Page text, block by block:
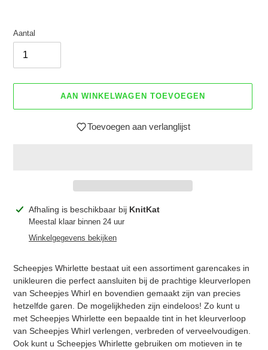
Aantal
AAN WINKELWAGEN TOEVOEGEN
Toevoegen aan verlanglijst
Product
toegevoegen
Afhaling is beschikbaar bij KnitKat
Meestal klaar binnen 24 uur
Winkelgegevens bekijken
Scheepjes Whirlette bestaat uit een assortiment garencakes in
unikleuren die perfect aansluiten bij de prachtige kleurverlopen
van Scheepjes Whirl en bovendien gemaakt zijn van precies
hetzelfde garen. De mogelijkheden zijn eindeloos! Zo kunt u
met Scheepjes Whirlette een bepaalde tint in het kleurverloop
van Scheepjes Whirl verlengen, verbreden of verveelvoudigen.
Ook kunt u Scheepjes Whirlette gebruiken om motieven in te